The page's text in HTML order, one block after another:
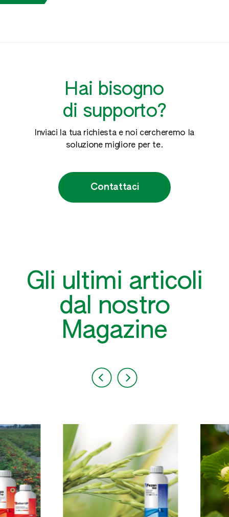
Hai bisogno
di supporto?
Inviaci la tua richiesta e noi cercheremo la
soluzione migliore per te.
Contattaci
Gli ultimi articoli
dal nostro
Magazine